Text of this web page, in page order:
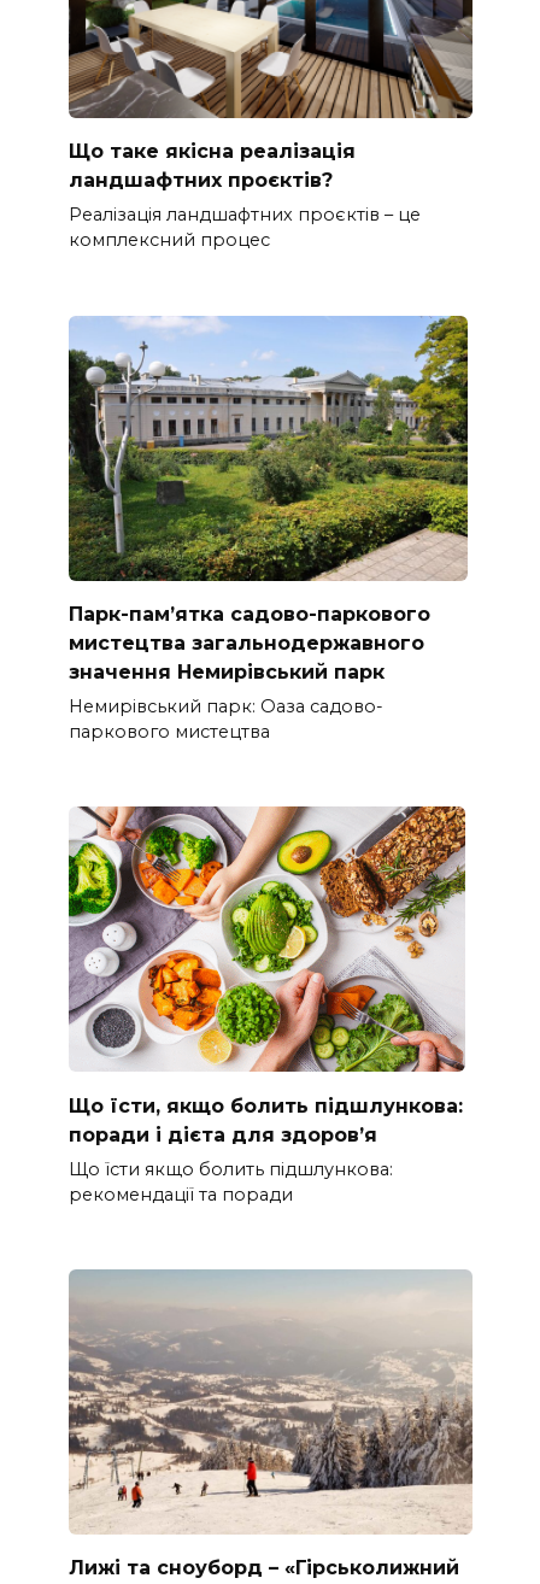
Що таке якісна реалізація
ландшафтних проєктів?
Реалізація ландшафтних проєктів – це
комплексний процес
Парк-пам’ятка садово-паркового
мистецтва загальнодержавного
значення Немирівський парк
Немирівський парк: Оаза садово-
паркового мистецтва
Що їсти, якщо болить підшлункова:
поради і дієта для здоров’я
Що їсти якщо болить підшлункова:
рекомендації та поради
Лижі та сноуборд – «Гірськолижний